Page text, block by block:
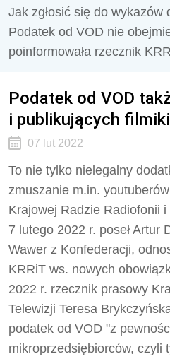
Jak zgłosić się do
Podatek od VOD nie
poinformowała rzecznik
Podatek od VOD
i publikujących
07 lut 2022
To nie tylko nielegalny
zmuszanie m.in.
Krajowej Radzie Radiofonii
7 lutego 2022 r. poseł Artur
Wawer z Konfederacji,
KRRiT ws. nowych
2022 r. rzecznik prasowy
Telewizji Teresa
podatek od VOD "z
mikroprzedsiębiorców, czyli